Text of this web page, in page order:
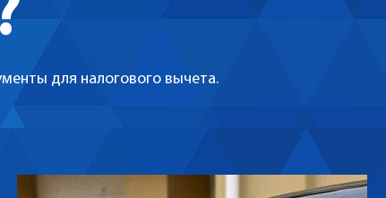
для налогового вычета.